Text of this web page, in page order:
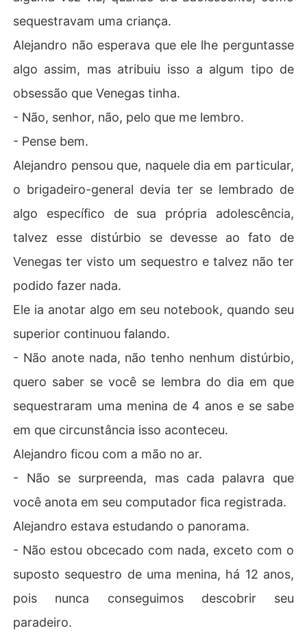
sequestravam uma criança.
Alejandro não esperava que ele lhe perguntasse
algo assim, mas atribuiu isso a algum tipo de
obsessão que Venegas tinha.
- Não, senhor, não, pelo que me lembro.
- Pense bem.
Alejandro pensou que, naquele dia em particular,
o brigadeiro-general devia ter se lembrado de
algo específico de sua própria adolescência,
talvez esse distúrbio se devesse ao fato de
Venegas ter visto um sequestro e talvez não ter
podido fazer nada.
Ele ia anotar algo em seu notebook, quando seu
superior continuou falando.
- Não anote nada, não tenho nenhum distúrbio,
quero saber se você se lembra do dia em que
sequestraram uma menina de 4 anos e se sabe
em que circunstância isso aconteceu.
Alejandro ficou com a mão no ar.
- Não se surpreenda, mas cada palavra que
você anota em seu computador fica registrada.
Alejandro estava estudando o panorama.
- Não estou obcecado com nada, exceto com o
suposto sequestro de uma menina, há 12 anos,
pois nunca conseguimos descobrir seu
paradeiro.